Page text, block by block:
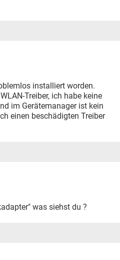
installiert worden.
Treiber, ich habe keine
im Gerätemanager ist kein
einen beschädigten Treiber
was siehst du ?